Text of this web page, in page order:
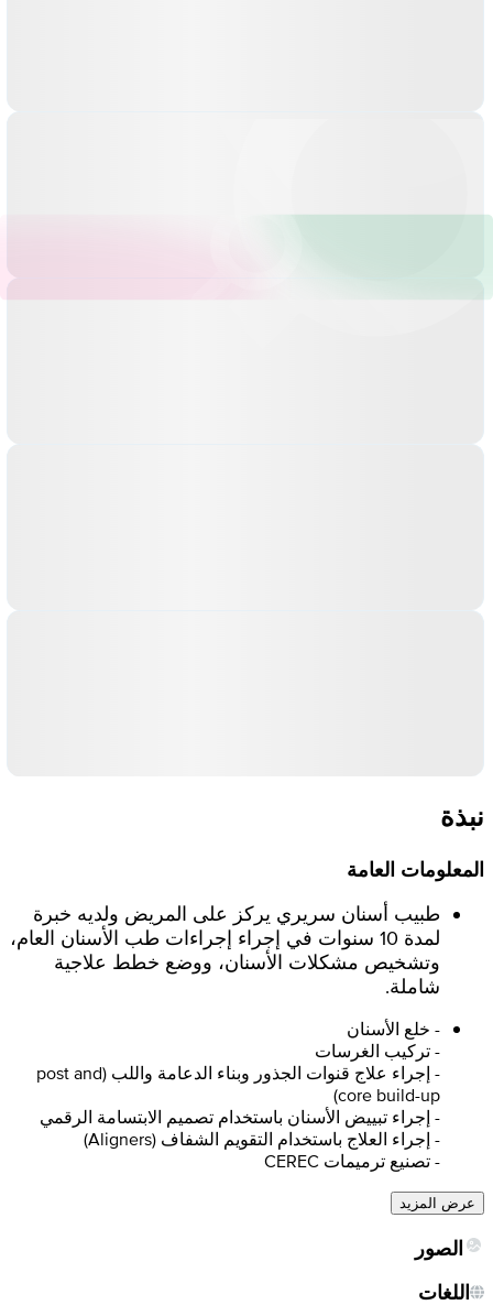
نبذة
المعلومات العامة
طبيب أسنان سريري يركز على المريض ولديه خبرة
لمدة 10 سنوات في إجراء إجراءات طب الأسنان العام،
وتشخيص مشكلات الأسنان، ووضع خطط علاجية
شاملة.
- خلع الأسنان
- تركيب الغرسات
- إجراء علاج قنوات الجذور وبناء الدعامة واللب (post and
core build-up)
- إجراء تبييض الأسنان باستخدام تصميم الابتسامة الرقمي
- إجراء العلاج باستخدام التقويم الشفاف (Aligners)
- تصنيع ترميمات CEREC
عرض المزيد
الصور
اللغات